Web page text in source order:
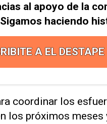
al apoyo de la
haciendo
A EL DESTAPE
coordinar los
los próximos